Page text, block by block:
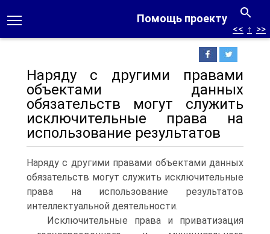
Помощь проекту
<< ↑ >>
Наряду с другими правами
объектами данных
обязательств могут служить
исключительные права на
использование результатов
Наряду с другими правами объектами данных
обязательств могут служить исключительные
права на использование результатов
интеллектуальной деятельности.
Исключительные права и приватизация